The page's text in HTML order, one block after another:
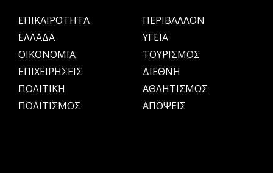
ΕΠΙΚΑΙΡΟΤΗΤΑ
ΕΛΛΑΔΑ
OIKONOMIA
ΕΠΙΧΕΙΡΗΣΕΙΣ
ΠΟΛΙΤΙΚΗ
ΠΟΛΙΤΙΣΜΟΣ
ΠΕΡΙΒΑΛΛΟΝ
ΥΓΕΙΑ
ΤΟΥΡΙΣΜΟΣ
ΔΙΕΘΝΗ
ΑΘΛΗΤΙΣΜΟΣ
ΑΠΟΨΕΙΣ